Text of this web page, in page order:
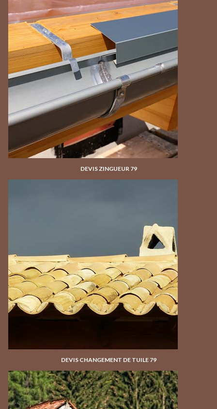
DEVIS ZINGUEUR 79
DEVIS CHANGEMENT DE TUILE 79